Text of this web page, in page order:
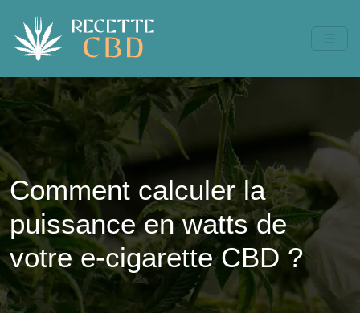
Comment calculer la
puissance en watts de
votre e-cigarette CBD ?